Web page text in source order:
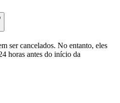
ser cancelados. No entanto, eles
horas antes do início da